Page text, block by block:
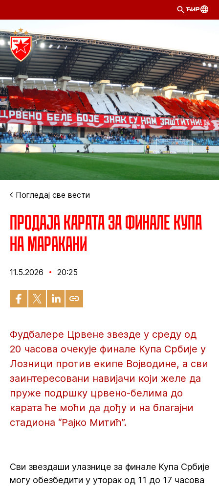
ЋИР
Погледај све вести
Продаја карата за финале купа
на Маракани
11.5.2026 20:25
Фудбалере Црвене звезде у среду од
20 часова очекује финале Купа Србије у
Лозници против екипе Војводине, а сви
заинтересовани навијачи који желе да
пруже подршку црвено-белима до
карата ће моћи да дођу и на благајни
стадиона “Рајко Митић”.
Сви звездаши улазнице за финале Купа Србије
могу обезбедити у уторак од 11 до 17 часова